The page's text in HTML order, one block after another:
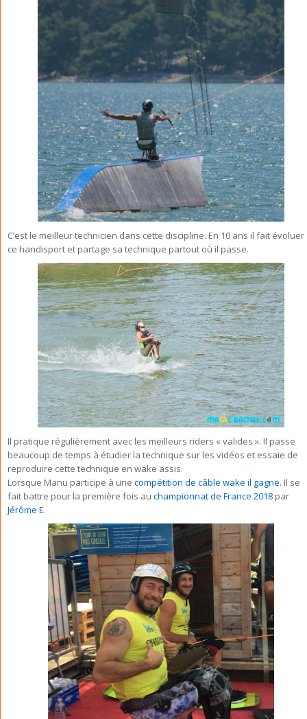
C’est le meilleur technicien dans cette discipline. En 10 ans il fait évoluer
ce handisport et partage sa technique partout où il passe.
Il pratique régulièrement avec les meilleurs riders « valides ». Il passe
beaucoup de temps à étudier la technique sur les vidéos et essaie de
reproduire cette technique en wake assis.
Lorsque Manu participe à une compétition de câble wake il gagne. Il se
fait battre pour la première fois au championnat de France 2018 par
Jérôme E.